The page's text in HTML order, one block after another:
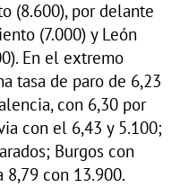
(8.600), por delante
(7.000) y León
En el extremo
tasa de paro de 6,23
con 6,30 por
con el 6,43 y 5.100;
Burgos con
8,79 con 13.900.